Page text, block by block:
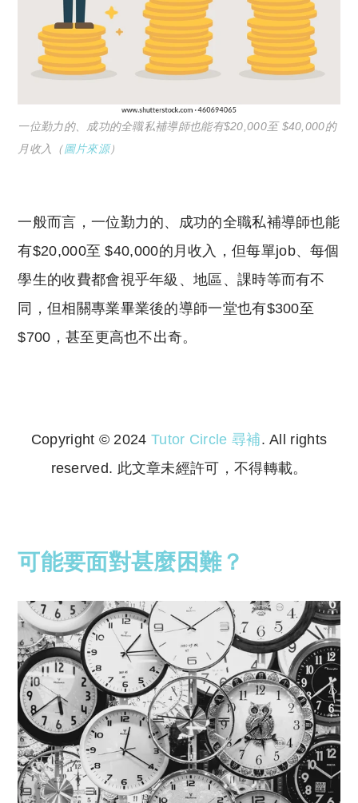
一位勤力的、成功的全職私補導師也能有$20,000至 $40,000的
月收入（圖片來源）
一般而言，一位勤力的、成功的全職私補導師也能
有$20,000至 $40,000的月收入，但每單job、每個
學生的收費都會視乎年級、地區、課時等而有不
同，但相關專業畢業後的導師一堂也有$300至
$700，甚至更高也不出奇。
Copyright © 2024 Tutor Circle 尋補. All rights
reserved. 此文章未經許可，不得轉載。
可能要面對甚麼困難？